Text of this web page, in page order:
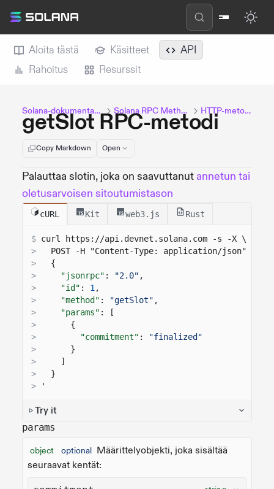
Aloita tästä Käsitteet
API
Rahoitus
Resurssit
Solana-dokumentaatio Solana RPC Methods HTTP-metodit
getSlot RPC-metodi
Copy Markdown Open
Palauttaa slotin, joka on saavuttanutannetun tai
oletusarvoisen sitoutumistason
cURL Kit web3.js Rust
$ curl https://api.devnet.solana.com -s -X \
>
POST -H "Content-Type: application/json" -d
>
{
>
"jsonrpc" : "2.0" ,
>
"id" : 1 ,
>
"method" : "getSlot" ,
>
"params" : [
>
{
>
"commitment" :
"finalized"
>
}
>
]
>
}
>
'
Try it
params
object optional Määrittelyobjekti, joka sisältää
seuraavat kentät: